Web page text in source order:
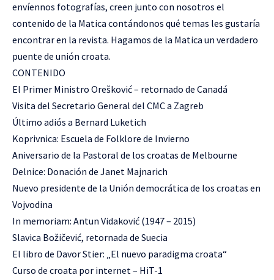
envíennos fotografías, creen junto con nosotros el
contenido de la Matica contándonos qué temas les gustaría
encontrar en la revista. Hagamos de la Matica un verdadero
puente de unión croata.
CONTENIDO
El Primer Ministro Orešković – retornado de Canadá
Visita del Secretario General del CMC a Zagreb
Último adiós a Bernard Luketich
Koprivnica: Escuela de Folklore de Invierno
Aniversario de la Pastoral de los croatas de Melbourne
Delnice: Donación de Janet Majnarich
Nuevo presidente de la Unión democrática de los croatas en
Vojvodina
In memoriam: Antun Vidaković (1947 – 2015)
Slavica Božičević, retornada de Suecia
El libro de Davor Stier: „El nuevo paradigma croata“
Curso de croata por internet – HiT-1